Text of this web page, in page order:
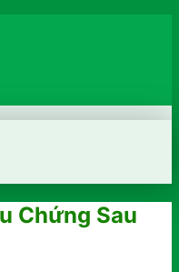
Chứng Sau